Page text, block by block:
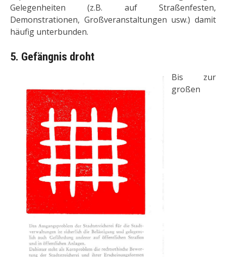
Gelegenheiten (z.B. auf Straßenfesten,
Demonstrationen, Großveranstaltungen usw.) da­mit
häufig unterbunden.
5. Gefängnis droht
Bis zur
großen